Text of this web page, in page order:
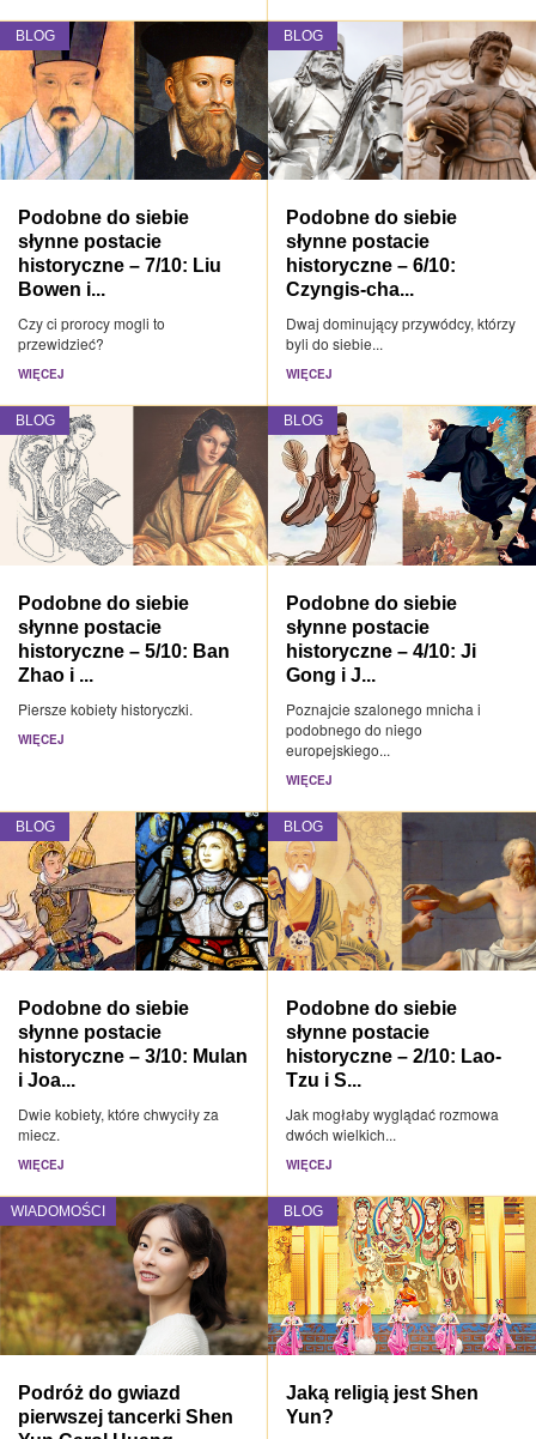
BLOG
Podobne do siebie
słynne postacie
historyczne – 7/10: Liu
Bowen i...
Czy ci prorocy mogli to
przewidzieć?
WIĘCEJ
BLOG
Podobne do siebie
słynne postacie
historyczne – 6/10:
Czyngis-cha...
Dwaj dominujący przywódcy, którzy
byli do siebie...
WIĘCEJ
BLOG
Podobne do siebie
słynne postacie
historyczne – 5/10: Ban
Zhao i ...
Piersze kobiety historyczki.
WIĘCEJ
BLOG
Podobne do siebie
słynne postacie
historyczne – 4/10: Ji
Gong i J...
Poznajcie szalonego mnicha i
podobnego do niego
europejskiego...
WIĘCEJ
BLOG
Podobne do siebie
słynne postacie
historyczne – 3/10: Mulan
i Joa...
Dwie kobiety, które chwyciły za
miecz.
WIĘCEJ
BLOG
Podobne do siebie
słynne postacie
historyczne – 2/10: Lao-
Tzu i S...
Jak mogłaby wyglądać rozmowa
dwóch wielkich...
WIĘCEJ
WIADOMOŚCI
Podróż do gwiazd
pierwszej tancerki Shen
BLOG
Jaką religią jest Shen
Yun?